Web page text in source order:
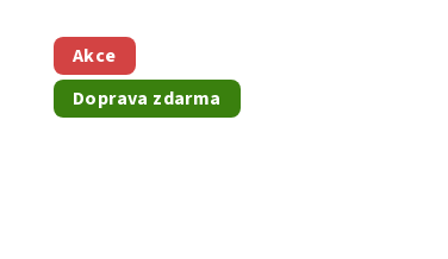
Akce
Doprava zdarma